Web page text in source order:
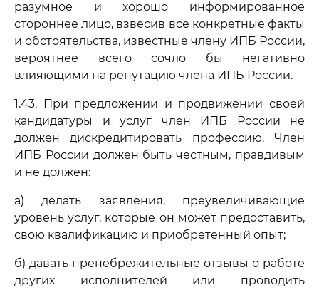
разумное и хорошо информированное
стороннее лицо, взвесив все конкретные факты
и обстоятельства, известные члену ИПБ России,
вероятнее всего сочло бы негативно
влияющими на репутацию члена ИПБ России.
1.43. При предложении и продвижении своей
кандидатуры и услуг член ИПБ России не
должен дискредитировать профессию. Член
ИПБ России должен быть честным, правдивым
и не должен:
а) делать заявления, преувеличивающие
уровень услуг, которые он может предоставить,
свою квалификацию и приобретенный опыт;
б) давать пренебрежительные отзывы о работе
других исполнителей или проводить